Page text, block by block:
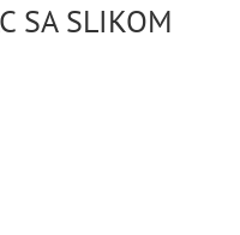
SA SLIKOM